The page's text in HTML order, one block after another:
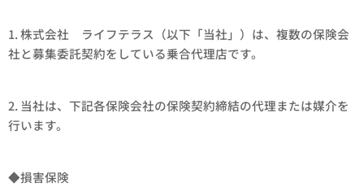
1. 株式会社 ライフテラス（以下「当社」）は、複数の保険会
社と募集委託契約をしている乗合代理店です。
2. 当社は、下記各保険会社の保険契約締結の代理または媒介を
行います。
◆損害保険